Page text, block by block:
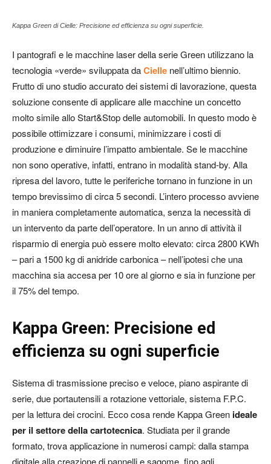
Kappa Green di Cielle: Precisione ed efficienza su ogni superficie.
I pantografi e le macchine laser della serie Green utilizzano la
tecnologia «verde» sviluppata daCielle nell’ultimo biennio.
Frutto di uno studio accurato dei sistemi di lavorazione, questa
soluzione consente di applicare alle macchine un concetto
molto simile allo Start&Stop delle automobili. In questo modo è
possibile ottimizzare i consumi, minimizzare i costi di
produzione e diminuire l’impatto ambientale. Se le macchine
non sono operative, infatti, entrano in modalità stand-by. Alla
ripresa del lavoro, tutte le periferiche tornano in funzione in un
tempo brevissimo di circa 5 secondi. L’intero processo avviene
in maniera completamente automatica, senza la necessità di
un intervento da parte dell’operatore. In un anno di attività il
risparmio di energia può essere molto elevato: circa 2800 KWh
– pari a 1500 kg di anidride carbonica – nell’ipotesi che una
macchina sia accesa per 10 ore al giorno e sia in funzione per
il 75% del tempo.
Kappa Green: Precisione ed
efficienza su ogni superficie
Sistema di trasmissione preciso e veloce, piano aspirante di
serie, due portautensili a rotazione vettoriale, sistema F.P.C.
per la lettura dei crocini. Ecco cosa rende Kappa Green ideale
per il settore della cartotecnica. Studiata per il grande
formato, trova applicazione in numerosi campi: dalla stampa
digitale alla creazione di pannelli e sagome, fino agli